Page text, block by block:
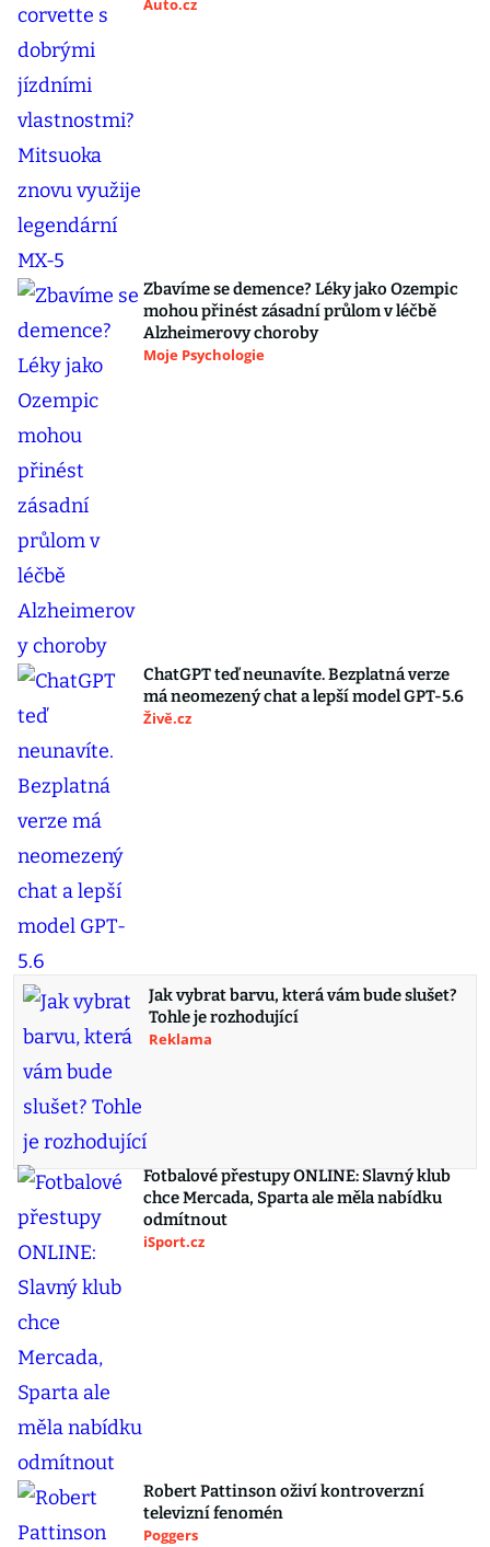
Auto.cz
Zbavíme se demence? Léky jako Ozempic
mohou přinést zásadní průlom v léčbě
Alzheimerovy choroby
Moje Psychologie
ChatGPT teď neunavíte. Bezplatná verze
má neomezený chat a lepší model GPT-5.6
Živě.cz
Jak vybrat barvu, která vám bude slušet?
Tohle je rozhodující
Reklama
Fotbalové přestupy ONLINE: Slavný klub
chce Mercada, Sparta ale měla nabídku
odmítnout
iSport.cz
Robert Pattinson oživí kontroverzní
televizní fenomén
Poggers